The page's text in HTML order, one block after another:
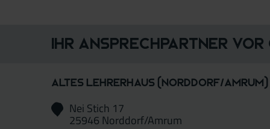
Ihr Ansprechpartner vor
Altes Lehrerhaus (Norddorf/
Nei Stich 17
25946 Norddorf/Amrum